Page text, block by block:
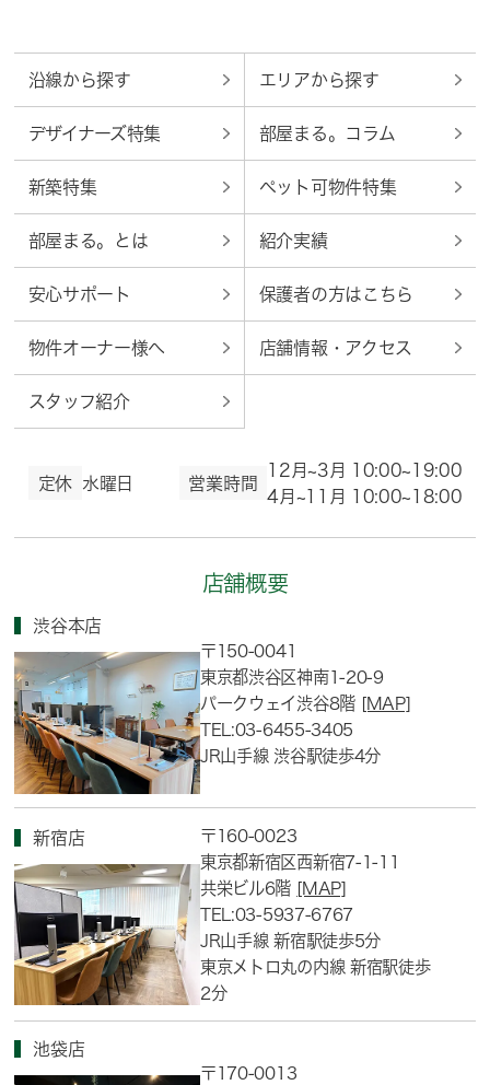
沿線から探す エリアから探す
デザイナーズ特集 部屋まる。コラム
新築特集 ペット可物件特集
部屋まる。とは 紹介実績
安心サポート 保護者の方はこちら
物件オーナー様へ 店舗情報・アクセス
スタッフ紹介
定休 水曜日 営業時間
12月~3月 10:00~19:00
4月~11月 10:00~18:00
店舗概要
渋谷本店
〒150-0041
東京都渋谷区神南1-20-9
パークウェイ渋谷8階 [MAP]
TEL:03-6455-3405
JR山手線 渋谷駅徒歩4分
新宿店
〒160-0023
東京都新宿区西新宿7-1-11
共栄ビル6階 [MAP]
TEL:03-5937-6767
JR山手線 新宿駅徒歩5分
東京メトロ丸の内線 新宿駅徒歩
2分
池袋店
〒170-0013